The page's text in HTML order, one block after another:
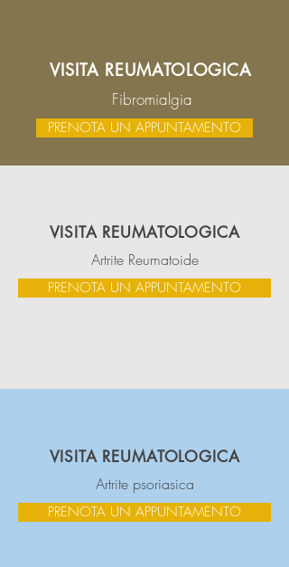
VISITA REUMATOLOGICA
Fibromialgia
PRENOTA UN APPUNTAMENTO
VISITA REUMATOLOGICA
Artrite Reumatoide
PRENOTA UN APPUNTAMENTO
VISITA REUMATOLOGICA
Artrite psoriasica
PRENOTA UN APPUNTAMENTO